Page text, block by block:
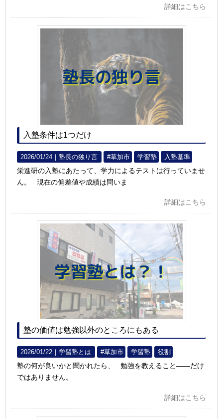
詳細はこちら
入塾条件は1つだけ
2026/01/24｜塾長の独り言 #草加市 学習塾 入塾基準
栄進研の入塾にあたって、学力によるテストは行っていませ
ん。 現在の偏差値や成績は問いま
詳細はこちら
塾の価値は勉強以外のところにもある
2026/01/22｜学習塾とは #草加市 学習塾 役割
塾の何が良いかと聞かれたら、 勉強を教えること――だけ
ではありません。
詳細はこちら